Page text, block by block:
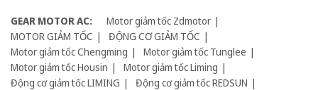
GEAR MOTOR AC:
Motor giảm tốc Zdmotor
MOTOR GIẢM TỐC
ĐỘNG CƠ GIẢM TỐC
Motor giảm tốc Chengming
Motor giảm tốc Tunglee
Motor giảm tốc Housin
Motor giảm tốc Liming
Động cơ giảm tốc LIMING
Động cơ giảm tốc REDSUN